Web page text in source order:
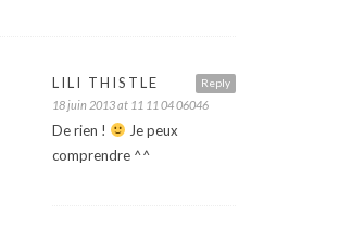
Reply
LILI THISTLE
18 juin 2013 at 11 11 04 06046
De rien !
Je peux
comprendre ^^